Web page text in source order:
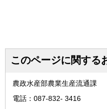
このページに関する
農政水産部農業生産流通課
電話：087-832- 3416